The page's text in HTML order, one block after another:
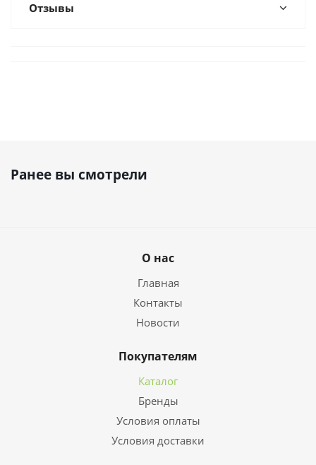
Отзывы
Ранее вы смотрели
О нас
Главная
Контакты
Новости
Покупателям
Каталог
Бренды
Условия оплаты
Условия доставки